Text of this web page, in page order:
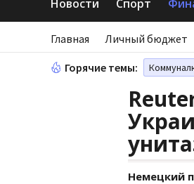
Новости Спорт
Главная Личный бюджет
Горячие темы:
Немецкий